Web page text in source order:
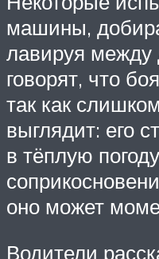
машины,
лавируя между
говорят, что
так как
выглядит: его
в тёплую
оно может
Водители